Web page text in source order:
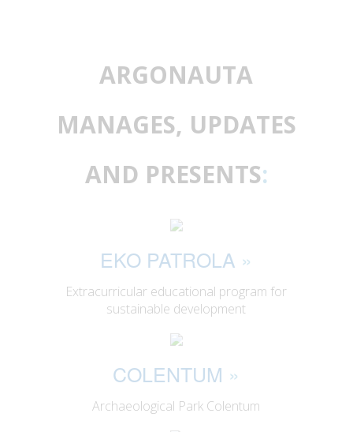
ARGONAUTA
MANAGES, UPDATES
AND PRESENTS:
EKO PATROLA »
Extracurricular educational program for
sustainable development
COLENTUM »
Archaeological Park Colentum